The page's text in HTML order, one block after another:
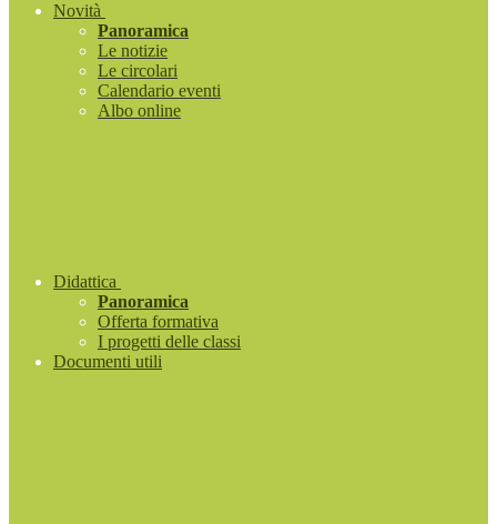
Novità
Panoramica
Le notizie
Le circolari
Calendario eventi
Albo online
Didattica
Panoramica
Offerta formativa
I progetti delle classi
Documenti utili